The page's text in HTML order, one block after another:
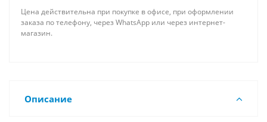
Цена действительна при покупке в офисе, при оформлении
заказа по телефону, через WhatsApp или через интернет-
магазин.
Описание